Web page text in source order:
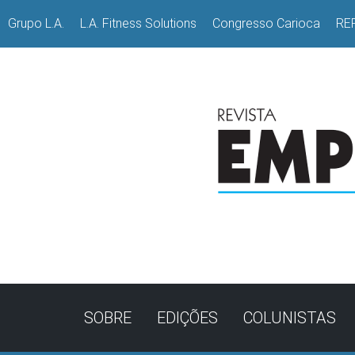
Grupo L.A. L.A. Fitness Solutions Congresso Carioca
SOBRE EDIÇÕES COLUNISTAS